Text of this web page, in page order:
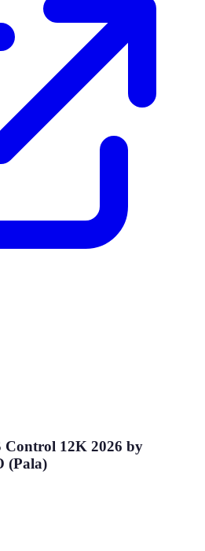
12K 2026 by
(Pala)